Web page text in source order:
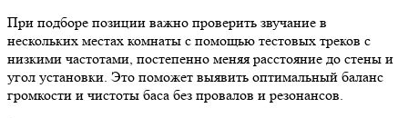
При подборе позиции важно проверить звучание в
нескольких местах комнаты с помощью тестовых треков с
низкими частотами, постепенно меняя расстояние до стены и
угол установки. Это поможет выявить оптимальный баланс
громкости и чистоты баса без провалов и резонансов.